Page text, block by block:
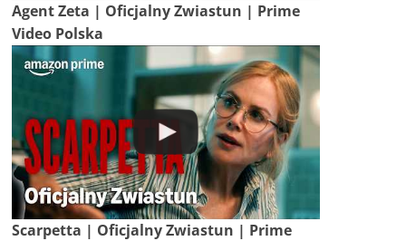
Agent Zeta | Oficjalny Zwiastun | Prime
Video Polska
Scarpetta | Oficjalny Zwiastun | Prime